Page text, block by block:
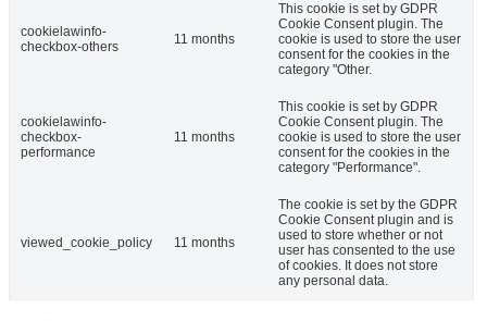
cookielawinfo-
checkbox-others
11 months
This cookie is set by GDPR
Cookie Consent plugin. The
cookie is used to store the user
consent for the cookies in the
category "Other.
cookielawinfo-
checkbox-
performance
11 months
This cookie is set by GDPR
Cookie Consent plugin. The
cookie is used to store the user
consent for the cookies in the
category "Performance".
viewed_cookie_policy 11 months
The cookie is set by the GDPR
Cookie Consent plugin and is
used to store whether or not
user has consented to the use
of cookies. It does not store
any personal data.